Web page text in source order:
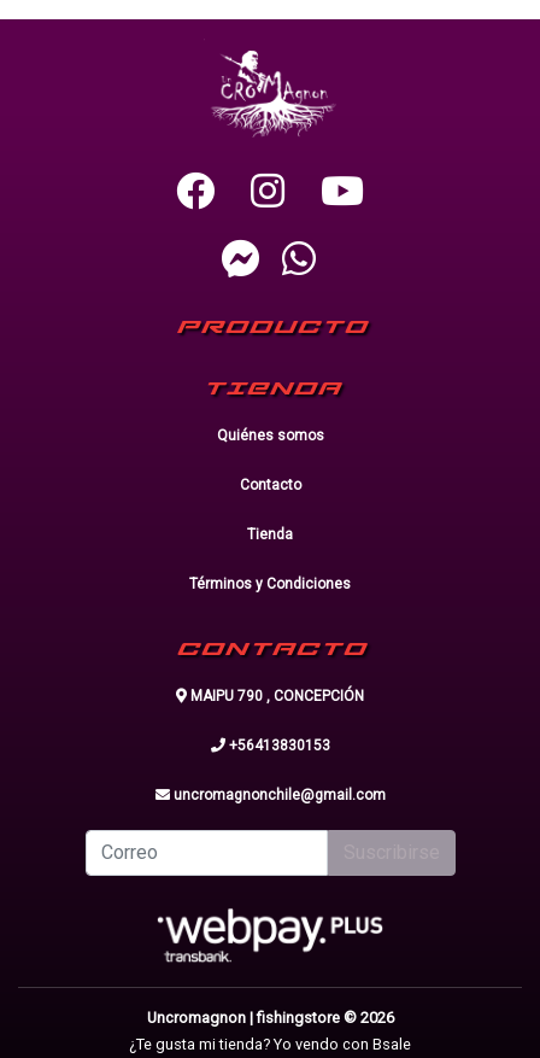
PRODUCTO
TIENDA
Quiénes somos
Contacto
Tienda
Términos y Condiciones
CONTACTO
MAIPU 790 , CONCEPCIÓN
+56413830153
uncromagnonchile@gmail.com
Uncromagnon | fishingstore © 2026
¿Te gusta mi tienda? Yo vendo con Bsale